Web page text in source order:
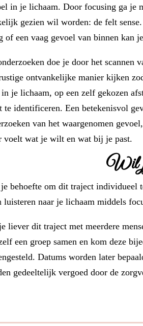
in je lichaam. Door focusing ga je
gezien wil worden: de felt
of een vaag gevoel van binnen kan
doe je door het scannen
ontvankelijke manier kijken
je lichaam, op een zelf gekozen
te identificeren. Een betekenisvol
van het waargenomen
voelt wat je wilt en wat bij je past.
Wil jij
behoefte om dit traject individueel
luisteren naar je lichaam middels
liever dit traject met meerdere
een groep samen en kom deze
Datums worden later
gedeeltelijk vergoed door de